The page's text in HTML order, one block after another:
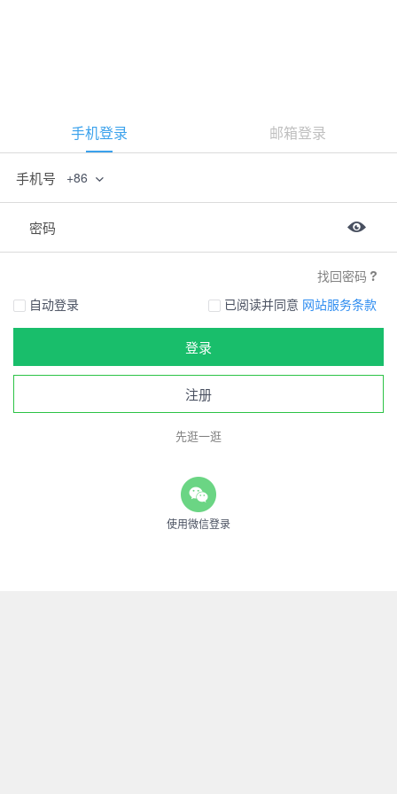
手机登录 邮箱登录
手机号 +86
密码
找回密码
自动登录
已阅读并同意 网站服务条款
登录
注册
先逛一逛
使用微信登录